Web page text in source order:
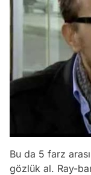
Bu da 5 farz
gözlük al. Ray-